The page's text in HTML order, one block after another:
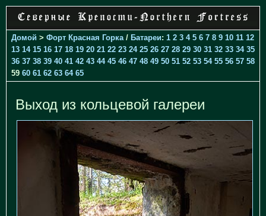
Домой > Форт Красная Горка / Батареи: 1 2 3 4 5 6 7 8 9 10 11 12
13 14 15 16 17 18 19 20 21 22 23 24 25 26 27 28 29 30 31 32 33 34 35
36 37 38 39 40 41 42 43 44 45 46 47 48 49 50 51 52 53 54 55 56 57 58
59 60 61 62 63 64 65
Выход из кольцевой галереи